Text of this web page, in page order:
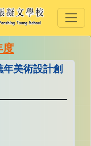
度
美術設計創